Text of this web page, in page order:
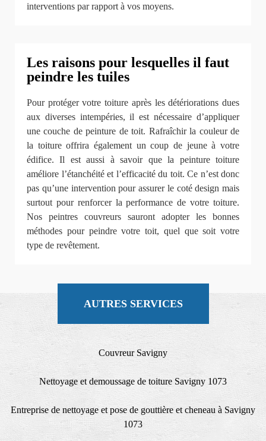
interventions par rapport à vos moyens.
Les raisons pour lesquelles il faut
peindre les tuiles
Pour protéger votre toiture après les détériorations dues
aux diverses intempéries, il est nécessaire d’appliquer
une couche de peinture de toit. Rafraîchir la couleur de
la toiture offrira également un coup de jeune à votre
édifice. Il est aussi à savoir que la peinture toiture
améliore l’étanchéité et l’efficacité du toit. Ce n’est donc
pas qu’une intervention pour assurer le coté design mais
surtout pour renforcer la performance de votre toiture.
Nos peintres couvreurs sauront adopter les bonnes
méthodes pour peindre votre toit, quel que soit votre
type de revêtement.
AUTRES SERVICES
Couvreur Savigny
Nettoyage et demoussage de toiture Savigny 1073
Entreprise de nettoyage et pose de gouttière et cheneau à Savigny
1073